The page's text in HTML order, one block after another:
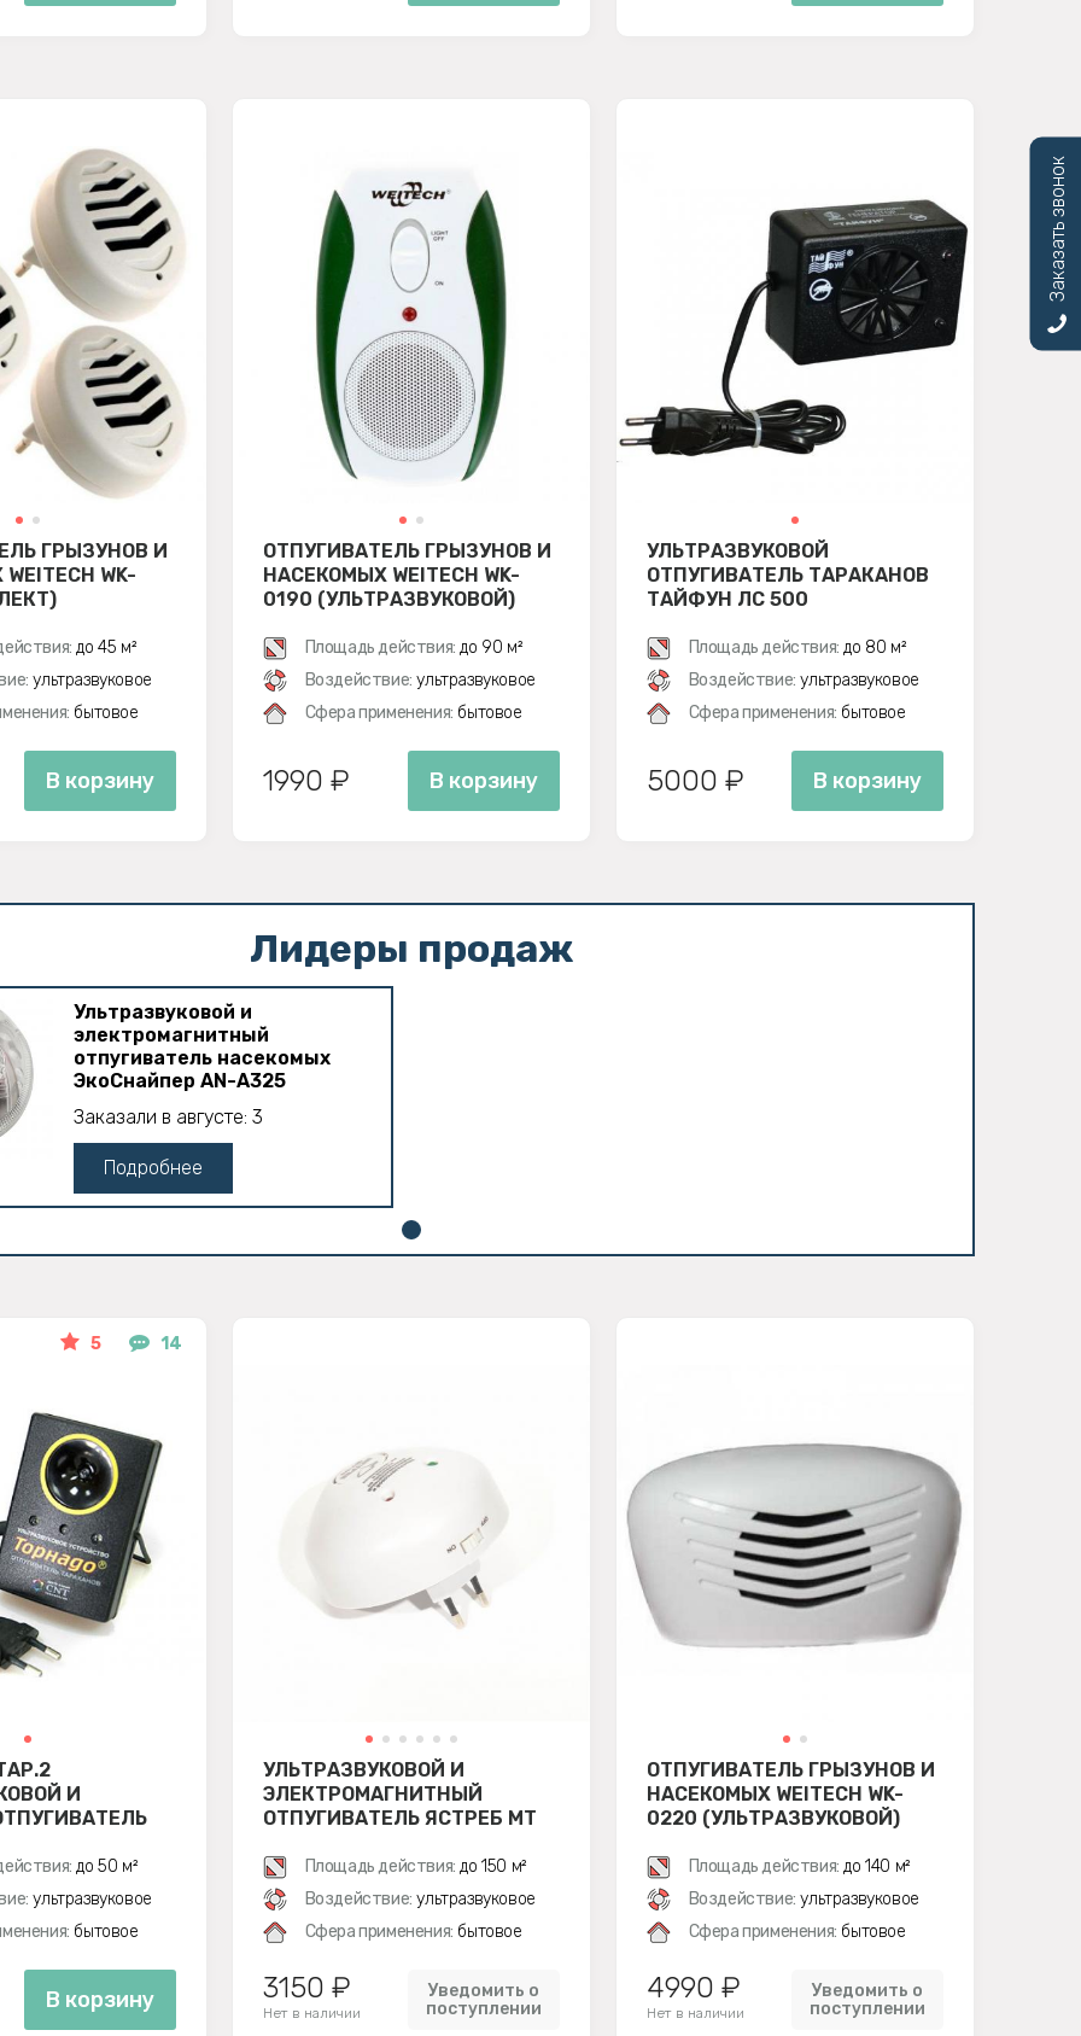
ГРЫЗУНОВ И
WK-
до 45 м²
ультразвуковое
бытовое
В корзину
ОТПУГИВАТЕЛЬ ГРЫЗУНОВ И
НАСЕКОМЫХ WEITECH WK-
0190 (УЛЬТРАЗВУКОВОЙ)
Площадь действия: до 90 м²
Воздействие: ультразвуковое
Сфера применения: бытовое
1990 ₽ В корзину
УЛЬТРАЗВУКОВОЙ
ОТПУГИВАТЕЛЬ ТАРАКАНОВ
ТАЙФУН ЛС 500
Площадь действия: до 80 м²
Воздействие: ультразвуковое
Сфера применения: бытовое
5000 ₽ В корзину
Лидеры продаж
Ультразвуковой и
электромагнитный
отпугиватель насекомых
ЭкоСнайпер AN-A325
Заказали в августе: 3
Подробнее
5 14
И
до 50 м²
ультразвуковое
бытовое
В корзину
УЛЬТРАЗВУКОВОЙ И
ЭЛЕКТРОМАГНИТНЫЙ
ОТПУГИВАТЕЛЬ ЯСТРЕБ МТ
Площадь действия: до 150 м²
Воздействие: ультразвуковое
Сфера применения: бытовое
3150 ₽
Нет в наличии
Уведомить о
поступлении
ОТПУГИВАТЕЛЬ ГРЫЗУНОВ И
НАСЕКОМЫХ WEITECH WK-
0220 (УЛЬТРАЗВУКОВОЙ)
Площадь действия: до 140 м²
Воздействие: ультразвуковое
Сфера применения: бытовое
4990 ₽
Нет в наличии
Уведомить о
поступлении
Заказать звонок